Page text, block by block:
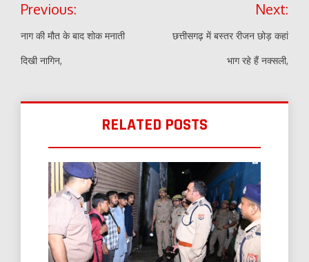
navigation
Previous:
नाग की मौत के बाद शोक मनाती
दिखी नागिन,
Next:
छत्तीसगढ़ में बस्तर रीजन छोड़ कहां
भाग रहे हैं नक्सली,
RELATED POSTS